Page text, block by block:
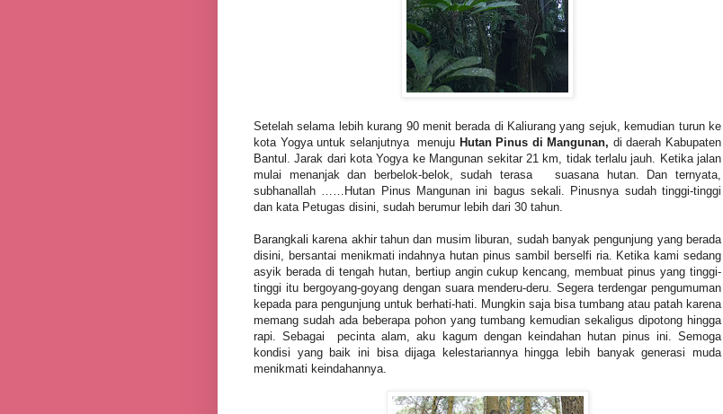
Setelah selama lebih kurang 90 menit berada di Kaliurang yang sejuk, kemudian turun ke
kota Yogya untuk selanjutnya
menuju Hutan Pinus di Mangunan, di daerah Kabupaten
Bantul. Jarak dari kota Yogya ke Mangunan sekitar 21 km, tidak terlalu jauh. Ketika jalan
mulai menanjak dan berbelok-belok, sudah terasa
suasana hutan. Dan ternyata,
subhanallah ……Hutan Pinus Mangunan ini bagus sekali. Pinusnya sudah tinggi-tinggi
dan kata Petugas disini, sudah berumur lebih dari 30 tahun.
Barangkali karena akhir tahun dan musim liburan, sudah banyak pengunjung yang berada
disini, bersantai menikmati indahnya hutan pinus sambil berselfi ria. Ketika kami sedang
asyik berada di tengah hutan, bertiup angin cukup kencang, membuat pinus yang tinggi-
tinggi itu bergoyang-goyang dengan suara menderu-deru. Segera terdengar pengumuman
kepada para pengunjung untuk berhati-hati. Mungkin saja bisa tumbang atau patah karena
memang sudah ada beberapa pohon yang tumbang kemudian sekaligus dipotong hingga
rapi. Sebagai
pecinta alam, aku kagum dengan keindahan hutan pinus ini. Semoga
kondisi yang baik ini bisa dijaga kelestariannya hingga lebih banyak generasi muda
menikmati keindahannya.